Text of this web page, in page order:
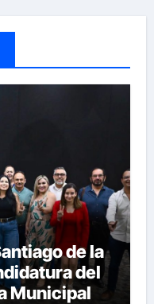
de la
del
Municipal